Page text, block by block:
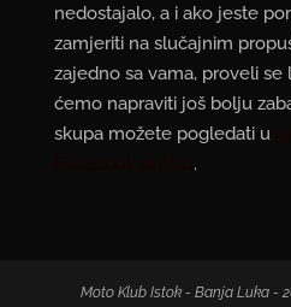
nedostajalo, a i ako jeste
zamjeriti na slučajnim
zajedno sa vama, proveli
ćemo napraviti još bolju
skupa možete pogledati u
.
Moto Klub Istok - Banja Luka -